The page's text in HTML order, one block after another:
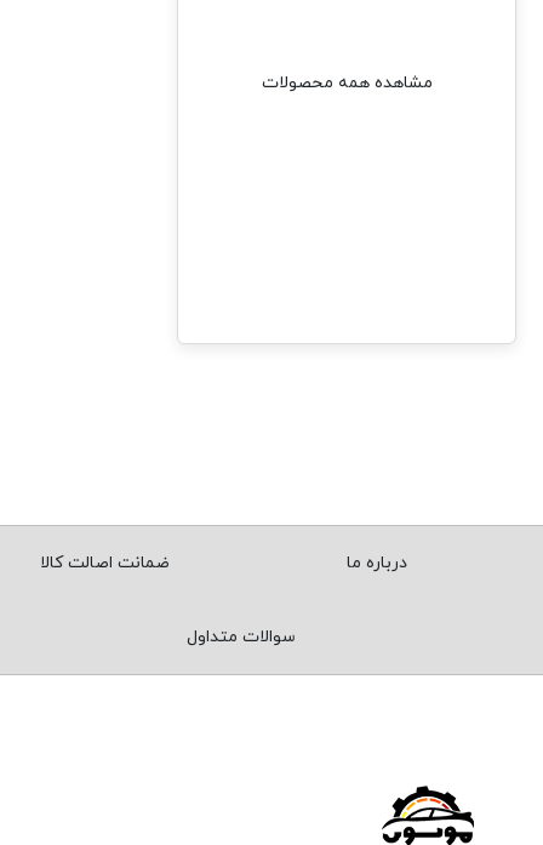
مشاهده همه محصولات
درباره ما ضمانت اصالت کالا
سوالات متداول